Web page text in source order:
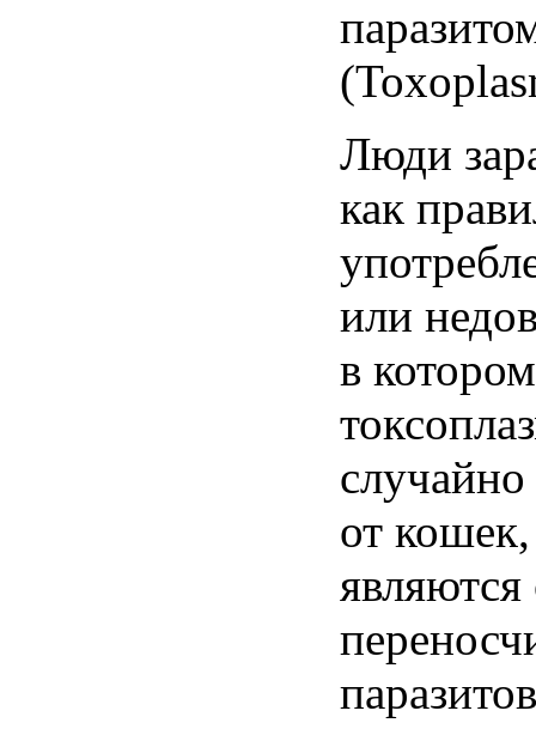
Люди
как
или
в
от